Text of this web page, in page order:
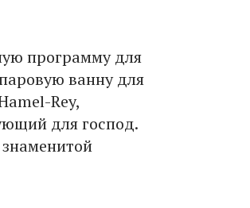
программу для
ванну для
Rey,
для господ.